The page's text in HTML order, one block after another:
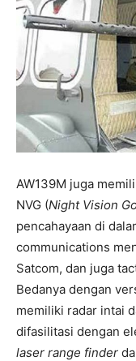
AW139M juga
NVG (Night Vision
pencahayaan di
communications
Satcom, dan juga
Bedanya dengan
memiliki radar intai
difasilitasi dengan
laser range finder